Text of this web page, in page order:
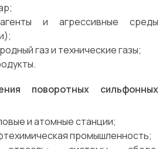
и агрессивные среды
газ и технические газы;
поворотных сильфонных
и атомные станции;
промышленность;